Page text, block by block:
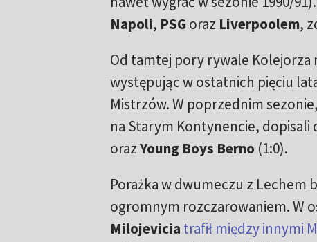
Napoli, PSGoraz Liverpoolem,
Od tamtej pory rywale
występując w ostatnich pięciu
Mistrzów. W poprzednim
na Starym Kontynencie, dopisali
orazYoung Boys Berno (1:0).
Porażka w dwumeczu z Lechem
ogromnym rozczarowaniem. W
Milojevicia trafił między innymi